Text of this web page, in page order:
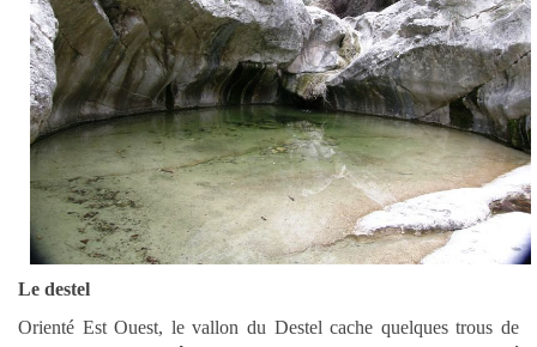
Le destel
Orienté Est Ouest, le vallon du Destel cache quelques trous de